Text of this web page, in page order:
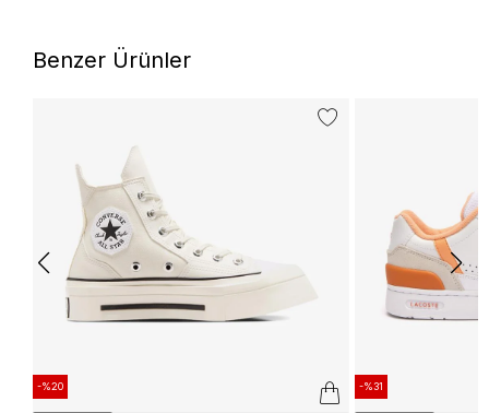
Benzer Ürünler
-%20 -%31